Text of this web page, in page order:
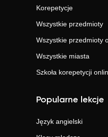
Korepetycje
Wszystkie przedmioty
Wszystkie przedmioty
Wszystkie miasta
Szkoła korepetycji
Popularne lekcje
Język angielski